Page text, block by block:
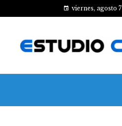
viernes, agosto 7